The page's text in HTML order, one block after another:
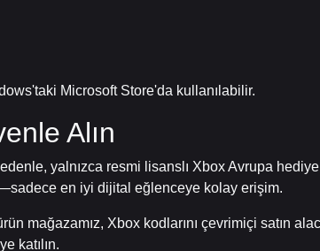
Microsoft Store'da kullanılabilir.
Alın
yalnızca resmi lisanslı Xbox Avrupa hediye
en iyi dijital eğlenceye kolay erişim.
mağazamız, Xbox kodlarını çevrimiçi satın
katılın.